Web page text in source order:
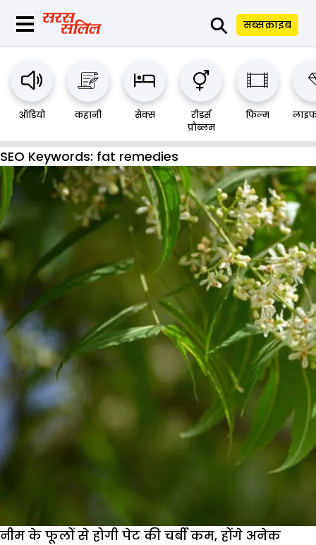
⚲ सब्सक्राइब
ऑडियो कहानी सेक्स
रीडर्स
प्रौब्लम
फिल्म
SEO Keywords: fat remedies
नीम के फूलों से होगी पेट की चर्बी कम, होंगे अनेक